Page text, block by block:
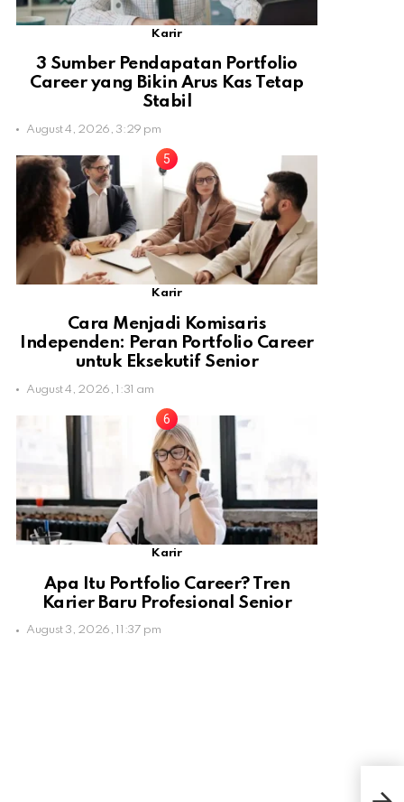
Karir
3 Sumber Pendapatan Portfolio
Career yang Bikin Arus Kas Tetap
Stabil
August 4, 2026, 3:29 pm
Karir
Cara Menjadi Komisaris
Independen: Peran Portfolio Career
untuk Eksekutif Senior
August 4, 2026, 1:31 am
Karir
Apa Itu Portfolio Career? Tren
Karier Baru Profesional Senior
August 3, 2026, 11:37 pm
Di